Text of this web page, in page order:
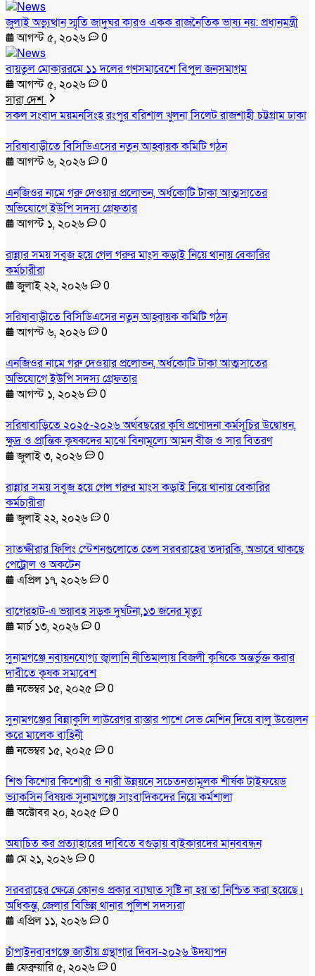
জুলাই অভ্যুত্থান স্মৃতি জাদুঘর কারও একক রাজনৈতিক ভাষ্য নয়: প্রধানমন্ত্রী
আগস্ট ৫, ২০২৬
0
বায়তুল মোকাররমে ১১ দলের গণসমাবেশে বিপুল জনসমাগম
আগস্ট ৫, ২০২৬
0
সারা দেশ
সকল সংবাদময়মনসিংহরংপুরবরিশালখুলনাসিলেটরাজশাহীচট্টগ্রামঢাকা
সরিষাবাড়ীতে বিসিডিএসের নতুন আহ্বায়ক কমিটি গঠন
আগস্ট ৬, ২০২৬
0
এনজিওর নামে গরু দেওয়ার প্রলোভন, অর্ধকোটি টাকা আত্মসাতের
অভিযোগে ইউপি সদস্য গ্রেফতার
আগস্ট ১, ২০২৬
0
রান্নার সময় সবুজ হয়ে গেল গরুর মাংস কড়াই নিয়ে থানায় বেকারির
কর্মচারীরা
জুলাই ২২, ২০২৬
0
সরিষাবাড়ীতে বিসিডিএসের নতুন আহ্বায়ক কমিটি গঠন
আগস্ট ৬, ২০২৬
0
এনজিওর নামে গরু দেওয়ার প্রলোভন, অর্ধকোটি টাকা আত্মসাতের
অভিযোগে ইউপি সদস্য গ্রেফতার
আগস্ট ১, ২০২৬
0
সরিষাবাড়িতে ২০২৫-২০২৬ অর্থবছরের কৃষি প্রণোদনা কর্মসূচির উদ্বোধন,
ক্ষুদ্র ও প্রান্তিক কৃষকদের মাঝে বিনামূল্যে আমন বীজ ও সার বিতরণ
জুলাই ৩, ২০২৬
0
রান্নার সময় সবুজ হয়ে গেল গরুর মাংস কড়াই নিয়ে থানায় বেকারির
কর্মচারীরা
জুলাই ২২, ২০২৬
0
সাতক্ষীরার ফিলিং স্টেশনগুলোতে তেল সরবরাহের তদারকি, অভাবে থাকছে
পেট্রোল ও অকটেন
এপ্রিল ১৭, ২০২৬
0
বাগেরহাট-এ ভয়াবহ সড়ক দুর্ঘটনা,১৩ জনের মৃত্যু
মার্চ ১৩, ২০২৬
0
সুনামগঞ্জে নবায়নযোগ্য জ্বালানি নীতিমালায় বিজলী কৃষিকে অন্তর্ভুক্ত করার
দাবীতে কৃষক সমাবেশ
নভেম্বর ১৫, ২০২৫
0
সুনামগঞ্জের বিন্নাকুলি লাউরেগর রাস্তার পাশে সেভ মেশিন দিয়ে বালু উত্তোলন
করে মালেক বাহিনী
নভেম্বর ১৫, ২০২৫
0
শিশু কিশোর কিশোরী ও নারী উন্নয়নে সচেতনতামূলক শীর্ষক টাইফয়েড
ভ্যাকসিন বিষয়ক সুনামগঞ্জে সাংবাদিকদের নিয়ে কর্মশালা
অক্টোবর ২০, ২০২৫
0
অযাচিত কর প্রত্যাহারের দাবিতে বগুড়ায় বাইকারদের মানববন্ধন
মে ২১, ২০২৬
0
সরবরাহের ক্ষেত্রে কোনও প্রকার ব্যাঘাত সৃষ্টি না হয় তা নিশ্চিত করা হয়েছে।
অধিকন্তু, জেলার বিভিন্ন থানার পুলিশ সদস্যরা
এপ্রিল ১১, ২০২৬
0
চাঁপাইনবাবগঞ্জে জাতীয় গ্রন্থাগার দিবস-২০২৬ উদযাপন
ফেব্রুয়ারি ৫, ২০২৬
0